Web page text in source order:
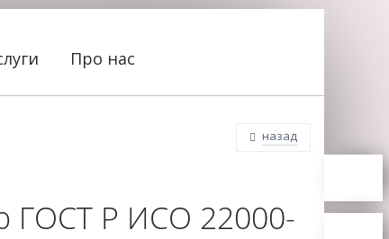
Про нас
назад
ГОСТ Р ИСО 22000-